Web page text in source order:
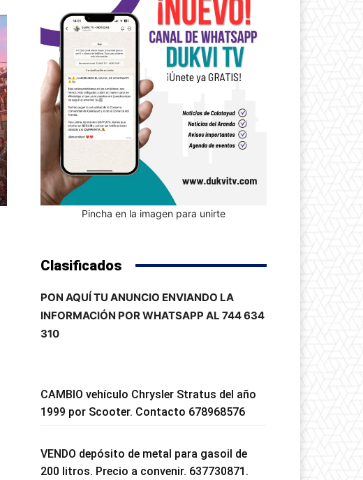
Pincha en la imagen para unirte
Clasificados
PON AQUÍ TU ANUNCIO ENVIANDO LA
INFORMACIÓN POR WHATSAPP AL 744 634
310
CAMBIO vehículo Chrysler Stratus del año
1999 por Scooter. Contacto 678968576
VENDO depósito de metal para gasoil de
200 litros. Precio a convenir. 637730871.